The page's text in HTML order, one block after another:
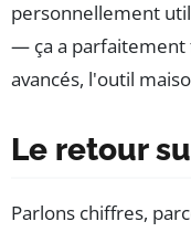
personnellement
— ça a parfaitement
avancés, l'outil
Le retour
Parlons chiffres,